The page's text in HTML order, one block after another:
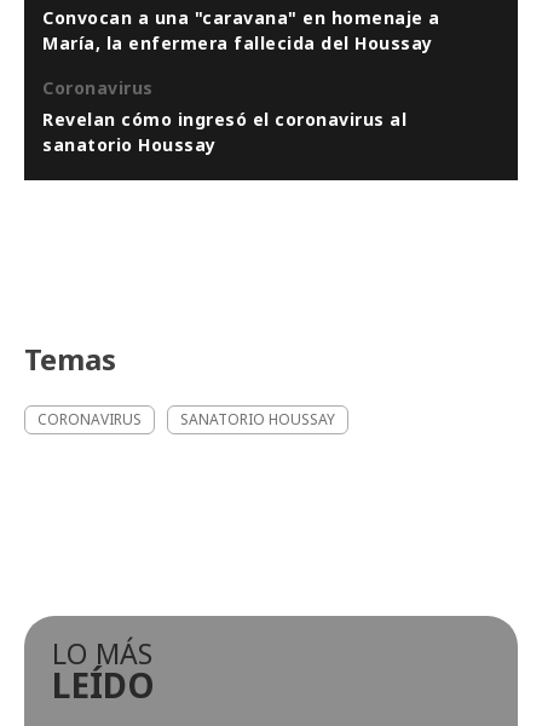
Convocan a una "caravana" en homenaje a
María, la enfermera fallecida del Houssay
Coronavirus
Revelan cómo ingresó el coronavirus al
sanatorio Houssay
Temas
CORONAVIRUS SANATORIO HOUSSAY
LO MÁS
LEÍDO